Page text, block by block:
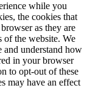
while you
the cookies that
as they are
of the website. We
and understand how
in your browser
to opt-out of these
may have an effect